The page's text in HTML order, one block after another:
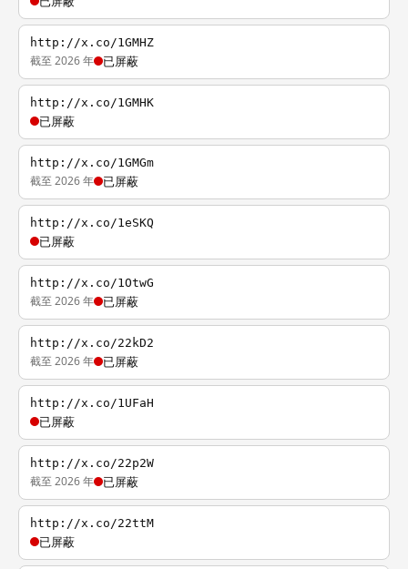
http://x.co/1GMHZ
截至 2026 年 已屏蔽
http://x.co/1GMHK
已屏蔽
http://x.co/1GMGm
截至 2026 年 已屏蔽
http://x.co/1eSKQ
已屏蔽
http://x.co/1OtwG
截至 2026 年 已屏蔽
http://x.co/22kD2
截至 2026 年 已屏蔽
http://x.co/1UFaH
已屏蔽
http://x.co/22p2W
截至 2026 年 已屏蔽
http://x.co/22ttM
已屏蔽